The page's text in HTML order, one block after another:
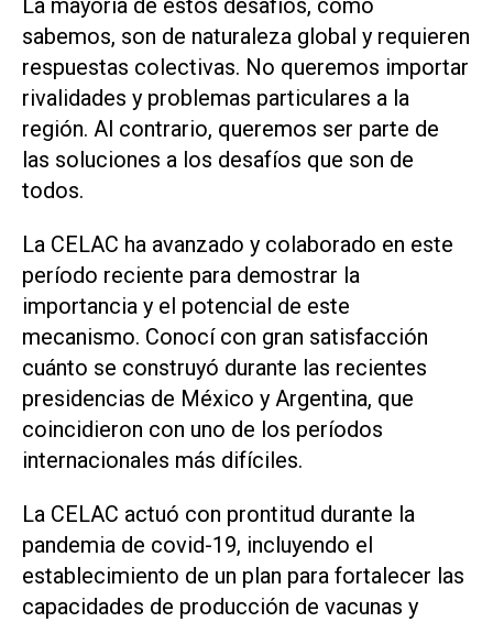
La mayoría de estos desafíos, como
sabemos, son de naturaleza global y requieren
respuestas colectivas. No queremos importar
rivalidades y problemas particulares a la
región. Al contrario, queremos ser parte de
las soluciones a los desafíos que son de
todos.
La CELAC ha avanzado y colaborado en este
período reciente para demostrar la
importancia y el potencial de este
mecanismo. Conocí con gran satisfacción
cuánto se construyó durante las recientes
presidencias de México y Argentina, que
coincidieron con uno de los períodos
internacionales más difíciles.
La CELAC actuó con prontitud durante la
pandemia de covid-19, incluyendo el
establecimiento de un plan para fortalecer las
capacidades de producción de vacunas y